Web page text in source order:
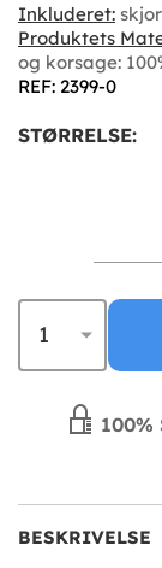
Inkluderet:
Produktets
og korsage:
REF: 2399-0
STØRRELSE:
100%
BESKRIVELSE